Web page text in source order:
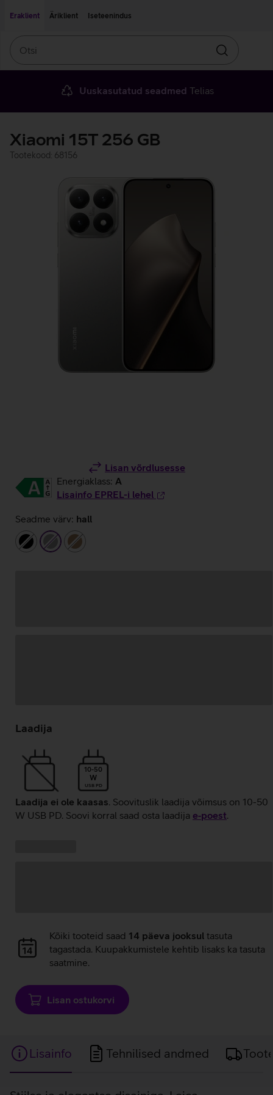
Eraklient
Äriklient Iseteenindus
Otsin
Uuskasutatud seadmed Telias
Xiaomi 15T 256 GB
Tootekood: 68156
Lisan võrdlusesse
Energiaklass: A
Lisainfo EPREL-i lehel
Seadme värv: hall
must
hall pronks
laadimine
Laadija
10-50
W
USB PD
Laadija ei ole kaasas. Soovituslik laadija võimsus on 10-50
W USB PD. Soovi korral saad osta laadija e‑poest.
Andmete
laadimine
Kõiki tooteid saad 14 päeva jooksul tasuta
tagastada. Kuupakkumistele kehtib lisaks ka tasuta
saatmine.
Lisan ostukorvi
Lisainfo Tehnilised andmed